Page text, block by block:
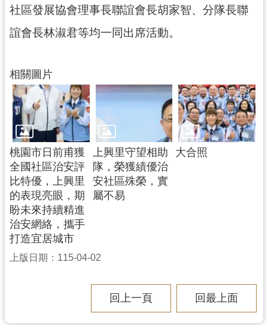
策
網
全
政
策
政
府
網
站
資
料
開
放
宣
告
社區發展協會理事長聯誼會長胡家智、分隊長聯
誼會長林淑君等均一同出席活動。
相關圖片
桃園市日前甫獲
全國社區治安評
比特優，上興里
的表現亮眼，期
盼未來持續精進
治安網絡，攜手
打造宜居城市
上興里守望相助
隊，榮獲績優治
安社區殊榮，實
屬不易
大合照
上版日期：115-04-02
回上一頁 回最上面